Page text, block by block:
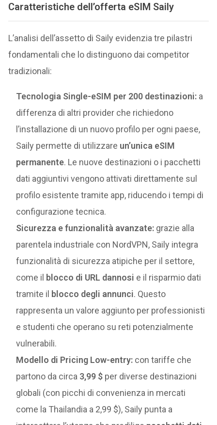
Caratteristiche dell’offerta eSIM Saily
L’analisi dell’assetto di Saily evidenzia tre pilastri
fondamentali che lo distinguono dai competitor
tradizionali:
Tecnologia Single-eSIM per 200 destinazioni: a
differenza di altri provider che richiedono
l’installazione di un nuovo profilo per ogni paese,
Saily permette di utilizzare un’unica eSIM
permanente. Le nuove destinazioni o i pacchetti
dati aggiuntivi vengono attivati direttamente sul
profilo esistente tramite app, riducendo i tempi di
configurazione tecnica.
Sicurezza e funzionalità avanzate: grazie alla
parentela industriale con NordVPN, Saily integra
funzionalità di sicurezza atipiche per il settore,
come il blocco di URL dannosi e il risparmio dati
tramite il blocco degli annunci. Questo
rappresenta un valore aggiunto per professionisti
e studenti che operano su reti potenzialmente
vulnerabili.
Modello di Pricing Low-entry: con tariffe che
partono da circa 3,99 $ per diverse destinazioni
globali (con picchi di convenienza in mercati
come la Thailandia a 2,99 $), Saily punta a